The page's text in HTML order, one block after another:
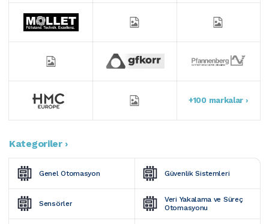
+100 markalar ›
Kategoriler ›
Genel Otomasyon Güvenlik Sistemleri
Sensörler
Veri Yakalama ve Süreç
Otomasyonu